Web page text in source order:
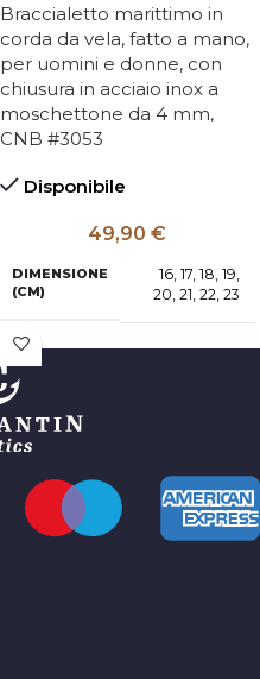
Braccialetto marittimo in
corda da vela, fatto a mano,
per uomini e donne, con
chiusura in acciaio inox a
moschettone da 4 mm,
CNB #3053
Disponibile
49,90 €
DIMENSIONE
(CM)
16 17 18 19
20 21 22 23